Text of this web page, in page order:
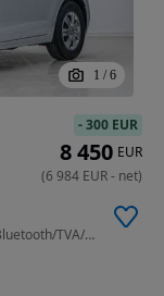
1 / 6
999 cm3 • 80 CP • Aer Conditionat/Fronst assist/Bluetooth/TVA/Leasing-Rate FARA AVANS
-300 EUR
8 450 EUR
(6 984 EUR- net)